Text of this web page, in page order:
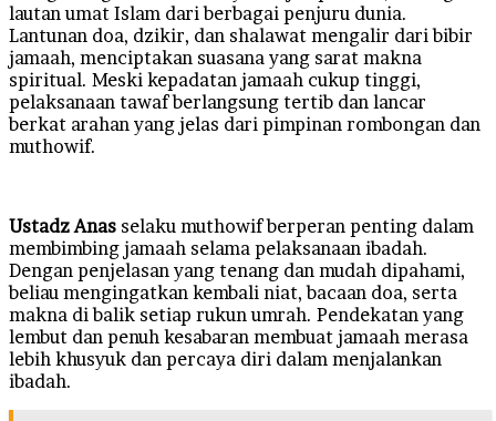
lautan umat Islam dari berbagai penjuru dunia.
Lantunan doa, dzikir, dan shalawat mengalir dari bibir
jamaah, menciptakan suasana yang sarat makna
spiritual. Meski kepadatan jamaah cukup tinggi,
pelaksanaan tawaf berlangsung tertib dan lancar
berkat arahan yang jelas dari pimpinan rombongan dan
muthowif.
Ustadz Anas selaku muthowif berperan penting dalam
membimbing jamaah selama pelaksanaan ibadah.
Dengan penjelasan yang tenang dan mudah dipahami,
beliau mengingatkan kembali niat, bacaan doa, serta
makna di balik setiap rukun umrah. Pendekatan yang
lembut dan penuh kesabaran membuat jamaah merasa
lebih khusyuk dan percaya diri dalam menjalankan
ibadah.